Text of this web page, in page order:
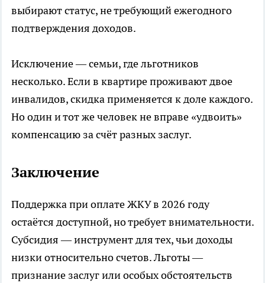
выбирают статус, не требующий ежегодного
подтверждения доходов.
Исключение — семьи, где льготников
несколько. Если в квартире проживают двое
инвалидов, скидка применяется к доле каждого.
Но один и тот же человек не вправе «удвоить»
компенсацию за счёт разных заслуг.
Заключение
Поддержка при оплате ЖКУ в 2026 году
остаётся доступной, но требует внимательности.
Субсидия — инструмент для тех, чьи доходы
низки относительно счетов. Льготы —
признание заслуг или особых обстоятельств